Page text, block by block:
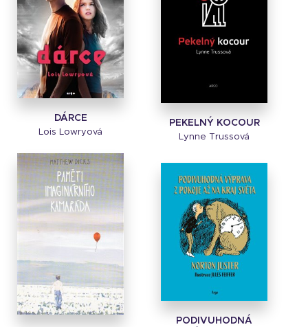
DÁRCE
Lois Lowryová
PEKELNÝ KOCOUR
Lynne Trussová
PODIVUHODNÁ